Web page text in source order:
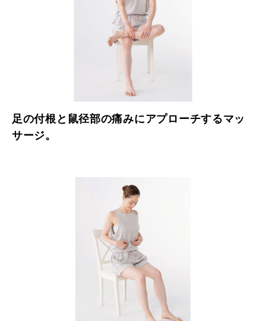
足の付根と鼠径部の痛みにアプローチするマッ
サージ。